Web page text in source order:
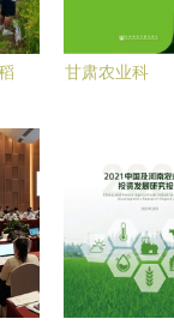
甘肃农业科
2015年农
业技术研究
发展报告